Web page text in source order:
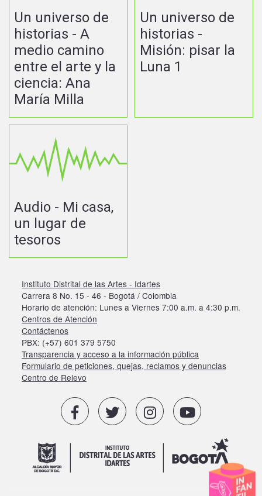
Un universo de
historias - A
medio camino
entre el arte y la
ciencia: Ana
María Milla
Un universo de
historias -
Misión: pisar la
Luna 1
Audio - Mi casa,
un lugar de
tesoros
Instituto Distrital de las Artes - Idartes
Carrera 8 No. 15 - 46 - Bogotá / Colombia
Horario de atención: Lunes a Viernes 7:00 a.m. a 4:30 p.m.
Centros de Atención
Contáctenos
PBX: (+57) 601 379 5750
Transparencia y acceso a la información pública
Formulario de peticiones, quejas, reclamos y denuncias
Centro de Relevo